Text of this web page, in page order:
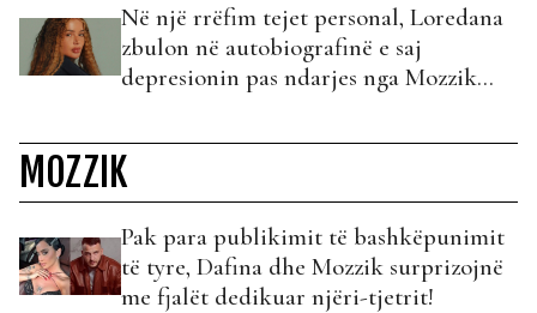
Në një rrëfim tejet personal, Loredana
zbulon në autobiografinë e saj
depresionin pas ndarjes nga Mozzik
MOZZIK
Pak para publikimit të bashkëpunimit
të tyre, Dafina dhe Mozzik surprizojnë
me fjalët dedikuar njëri-tjetrit!